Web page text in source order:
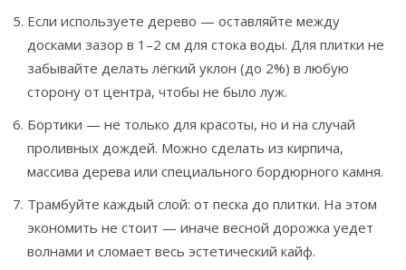
Если используете дерево — оставляйте между
досками зазор в 1–2 см для стока воды. Для плитки не
забывайте делать лёгкий уклон (до 2%) в любую
сторону от центра, чтобы не было луж.
Бортики — не только для красоты, но и на случай
проливных дождей. Можно сделать из кирпича,
массива дерева или специального бордюрного камня.
Трамбуйте каждый слой: от песка до плитки. На этом
экономить не стоит — иначе весной дорожка уедет
волнами и сломает весь эстетический кайф.